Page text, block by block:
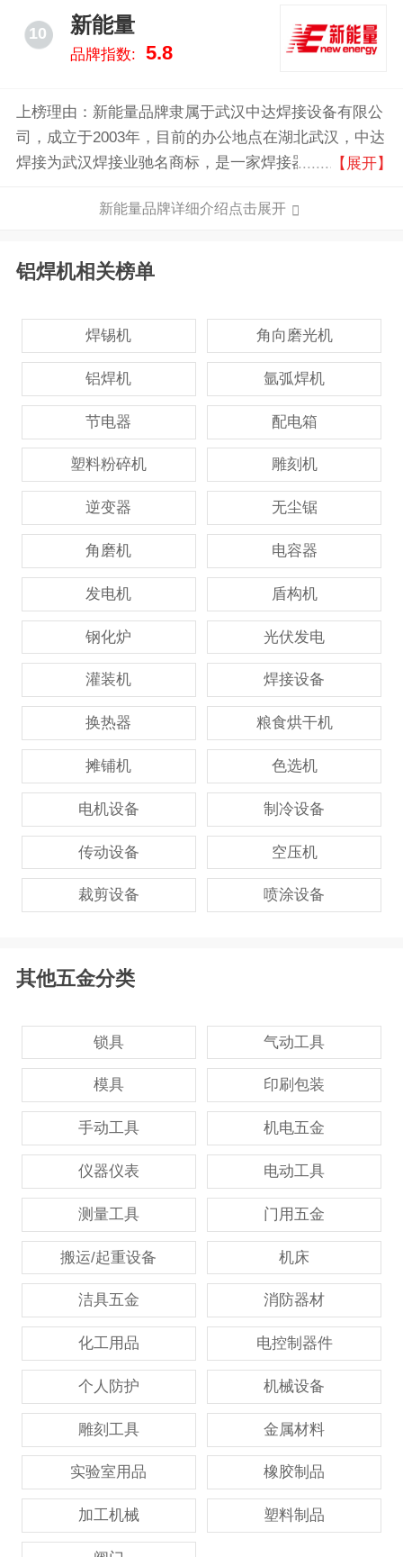
完善的检测手段。产品工艺先进、性能优良、结构合
理、造型新颖、质置优良、且畅销全国及东南来地区。
10 新能量
品牌指数: 5.8
上榜理由：新能量品牌隶属于武汉中达焊接设备有限公
司，成立于2003年，目前的办公地点在湖北武汉，中达
焊接为武汉焊接业驰名商标，是一家焊接器材连锁企
【展开】
新能量品牌详细介绍点击展开
铝焊机相关榜单
焊锡机 角向磨光机
铝焊机 氩弧焊机
节电器 配电箱
塑料粉碎机 雕刻机
逆变器 无尘锯
角磨机 电容器
发电机 盾构机
钢化炉 光伏发电
灌装机 焊接设备
换热器 粮食烘干机
摊铺机 色选机
电机设备 制冷设备
传动设备 空压机
裁剪设备 喷涂设备
其他五金分类
锁具 气动工具
模具 印刷包装
手动工具 机电五金
仪器仪表 电动工具
测量工具 门用五金
搬运/起重设备 机床
洁具五金 消防器材
化工用品 电控制器件
个人防护 机械设备
雕刻工具 金属材料
实验室用品 橡胶制品
加工机械 塑料制品